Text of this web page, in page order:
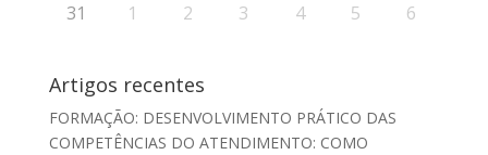
31 1 2 3 4 5 6
Artigos recentes
FORMAÇÃO: DESENVOLVIMENTO PRÁTICO DAS
COMPETÊNCIAS DO ATENDIMENTO: COMO